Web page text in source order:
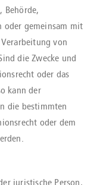
Behörde,
oder gemeinsam mit
von
die Zwecke und
oder das
kann der
die bestimmten
oder dem
juristische Person,